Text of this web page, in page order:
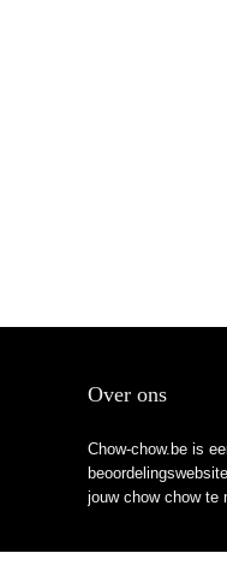
Over ons
Chow-chow.be is
jouw chow chow te